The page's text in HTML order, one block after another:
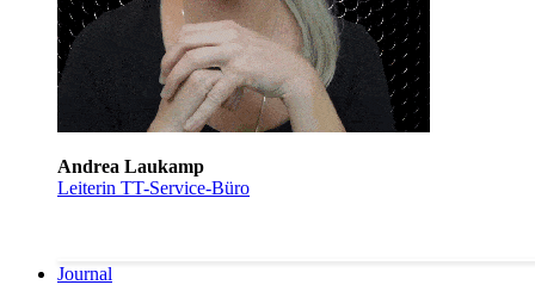
Andrea Laukamp
Leiterin TT-Service-Büro
Journal